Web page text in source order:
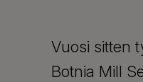
Vuosi sitten
Botnia Mill